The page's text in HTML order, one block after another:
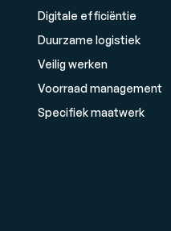
Digitale efficiëntie
Duurzame logistiek
Veilig werken
Voorraad management
Specifiek maatwerk